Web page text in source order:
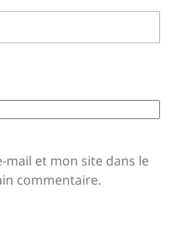
et mon site dans le
commentaire.